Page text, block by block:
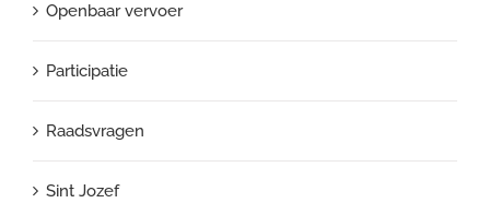
Openbaar vervoer
Participatie
Raadsvragen
Sint Jozef